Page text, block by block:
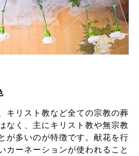
キリスト教など全ての宗教の葬
なく、主にキリスト教や無宗教
が多いのが特徴です。献花を行
カーネーションが使われること